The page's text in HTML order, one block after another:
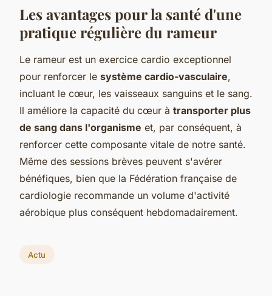
Les avantages pour la santé d'une
pratique régulière du rameur
Le rameur est un exercice cardio exceptionnel
pour renforcer le système cardio-vasculaire,
incluant le cœur, les vaisseaux sanguins et le sang.
Il améliore la capacité du cœur à transporter plus
de sang dans l'organisme et, par conséquent, à
renforcer cette composante vitale de notre santé.
Même des sessions brèves peuvent s'avérer
bénéfiques, bien que la Fédération française de
cardiologie recommande un volume d'activité
aérobique plus conséquent hebdomadairement.
Actu